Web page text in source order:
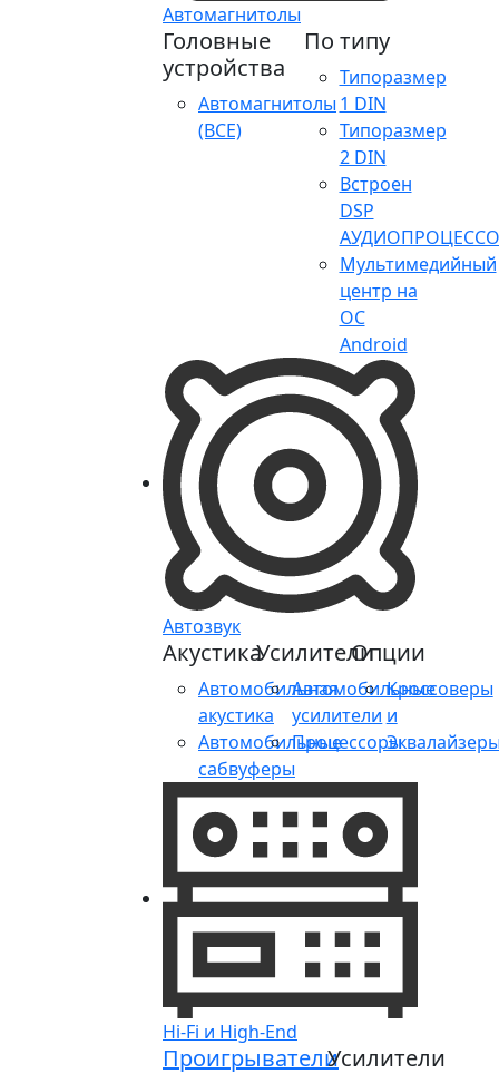
Автомагнитолы
Головные
устройства
Автомагнитолы
(ВСЕ)
По типу
Типоразмер
1 DIN
Типоразмер
2 DIN
Встроен
DSP
Мультимедийный
центр на
ОС
Android
Автозвук
Акустика
Автомобильная
акустика
Автомобильные
сабвуферы
Усилители
Автомобильные
усилители
Процессоры
Опции
Кроссоверы
и
Hi-Fi и High-End
ПроигрывателиУсилители